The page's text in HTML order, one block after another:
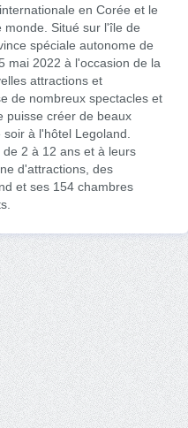
en Corée et le
monde. Situé sur l'île de
spéciale autonome de
mai 2022 à l'occasion de la
attractions et
de nombreux spectacles et
puisse créer de beaux
à l'hôtel Legoland.
2 à 12 ans et à leurs
d'attractions, des
et ses 154 chambres